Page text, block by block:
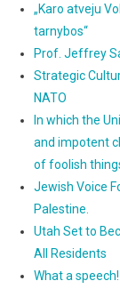
„Karo atveju
tarnybos“
Prof. Jeffrey
Strategic
NATO
In which the
and impotent
of foolish
Jewish Voice
Palestine.
Utah Set to
All Residents
What a